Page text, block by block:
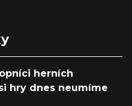
herních
hry dnes neumíme